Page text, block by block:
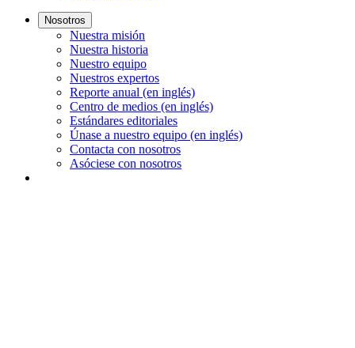
Nosotros
Nuestra misión
Nuestra historia
Nuestro equipo
Nuestros expertos
Reporte anual (en inglés)
Centro de medios (en inglés)
Estándares editoriales
Únase a nuestro equipo (en inglés)
Contacta con nosotros
Asóciese con nosotros